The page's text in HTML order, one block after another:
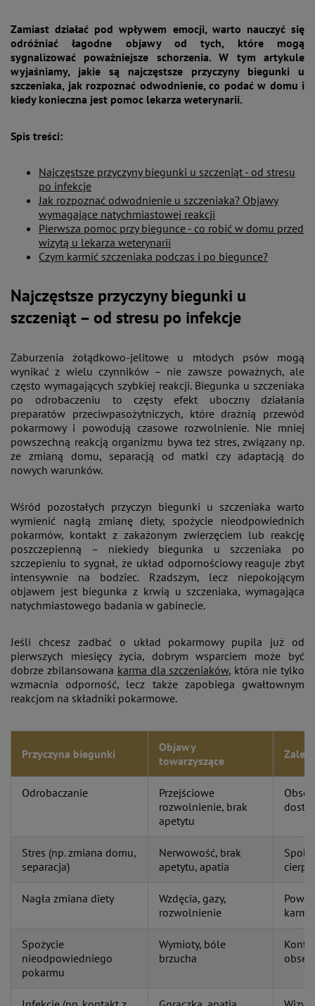
Zamiast działać pod wpływem emocji, warto nauczyć się
odróżniać łagodne objawy od tych, które mogą
sygnalizować poważniejsze schorzenia. W tym artykule
wyjaśniamy, jakie są najczęstsze przyczyny biegunki u
szczeniaka, jak rozpoznać odwodnienie, co podać w domu i
kiedy konieczna jest pomoc lekarza weterynarii.
Spis treści:
Najczęstsze przyczyny biegunki u szczeniąt - od stresu
po infekcje
Jak rozpoznać odwodnienie u szczeniaka? Objawy
wymagające natychmiastowej reakcji
Pierwsza pomoc przy biegunce - co robić w domu przed
wizytą u lekarza weterynarii
Czym karmić szczeniaka podczas i po biegunce?
Najczęstsze przyczyny biegunki u
szczeniąt – od stresu po infekcje
Zaburzenia żołądkowo-jelitowe u młodych psów mogą
wynikać z wielu czynników – nie zawsze poważnych, ale
często wymagających szybkiej reakcji. Biegunka u szczeniaka
po odrobaczeniu to częsty efekt uboczny działania
preparatów przeciwpasożytniczych, które drażnią przewód
pokarmowy i powodują czasowe rozwolnienie. Nie mniej
powszechną reakcją organizmu bywa też stres, związany np.
ze zmianą domu, separacją od matki czy adaptacją do
nowych warunków.
Wśród pozostałych przyczyn biegunki u szczeniaka warto
wymienić nagłą zmianę diety, spożycie nieodpowiednich
pokarmów, kontakt z zakażonym zwierzęciem lub reakcję
poszczepienną – niekiedy biegunka u szczeniaka po
szczepieniu to sygnał, że układ odpornościowy reaguje zbyt
intensywnie na bodziec. Rzadszym, lecz niepokojącym
objawem jest biegunka z krwią u szczeniaka, wymagająca
natychmiastowego badania w gabinecie.
Jeśli chcesz zadbać o układ pokarmowy pupila już od
pierwszych miesięcy życia, dobrym wsparciem może być
dobrze zbilansowana karma dla szczeniaków, która nie tylko
wzmacnia odporność, lecz także zapobiega gwałtownym
reakcjom na składniki pokarmowe.
Przyczyna biegunki
Objawy
towarzyszące
Odrobaczanie
Przejściowe
rozwolnienie, brak
apetytu
Stres (np. zmiana domu,
separacja)
Nerwowość, brak
apetytu, apatia
Nagła zmiana diety
Wzdęcia, gazy,
rozwolnienie
Spożycie
nieodpowiedniego
pokarmu
Wymioty, bóle
brzucha